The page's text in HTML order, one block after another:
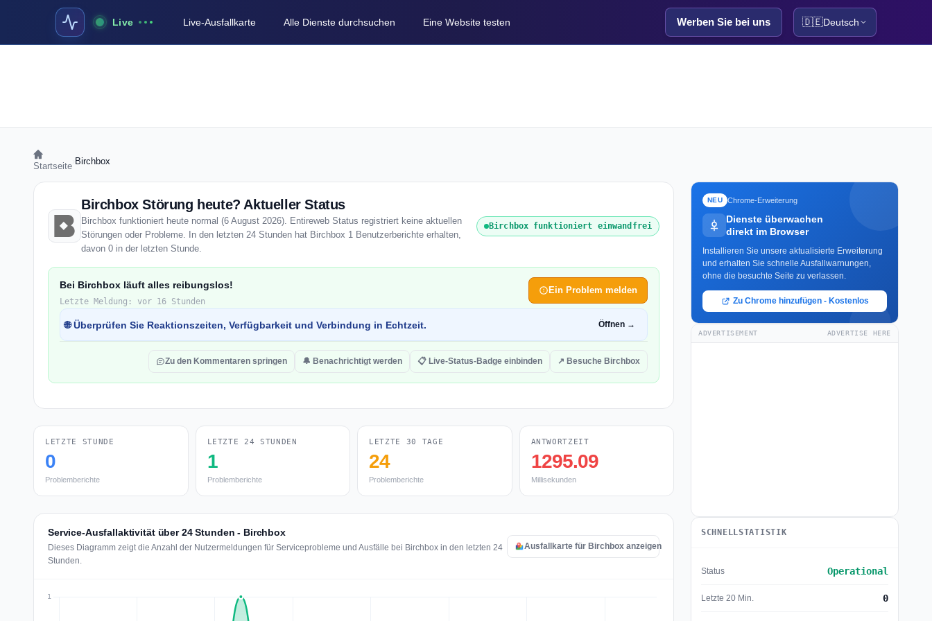
Live Live-Ausfallkarte Alle Dienste durchsuchen Eine Website testen Werben Sie bei uns 🇩🇪Deutsch
Startseite Birchbox
Birchbox Störung heute? Aktueller Status
Birchbox funktioniert heute normal (6 August 2026). Entireweb Status registriert keine aktuellen
Störungen oder Probleme. In den letzten 24 Stunden hat Birchbox 1 Benutzerberichte erhalten,
davon 0 in der letzten Stunde.
Birchbox funktioniert einwandfrei
Bei Birchbox läuft alles reibungslos!
Letzte Meldung: vor 16 Stunden
Ein Problem melden
🌐 Überprüfen Sie Reaktionszeiten, Verfügbarkeit und Verbindung in Echtzeit. Öffnen →
Zu den Kommentaren springen 🔔 Benachrichtigt werden 📋 Live-Status-Badge einbinden ↗ Besuche Birchbox
LETZTE STUNDE
0
Problemberichte
LETZTE 24 STUNDEN
1
Problemberichte
LETZTE 30 TAGE
24
Problemberichte
ANTWORTZEIT
1295.09
Millisekunden
Service-Ausfallaktivität über 24 Stunden - Birchbox
Dieses Diagramm zeigt die Anzahl der Nutzermeldungen für Serviceprobleme und Ausfälle bei Birchbox in den letzten 24
Stunden.
Ausfallkarte für Birchbox anzeigen
NEU Chrome-Erweiterung
Dienste überwachen
direkt im Browser
Installieren Sie unsere aktualisierte Erweiterung
und erhalten Sie schnelle Ausfallwarnungen,
ohne die besuchte Seite zu verlassen.
Zu Chrome hinzufügen - Kostenlos
ADVERTISEMENT ADVERTISE HERE
SCHNELLSTATISTIK
Status Operational
Letzte 20 Min. 0